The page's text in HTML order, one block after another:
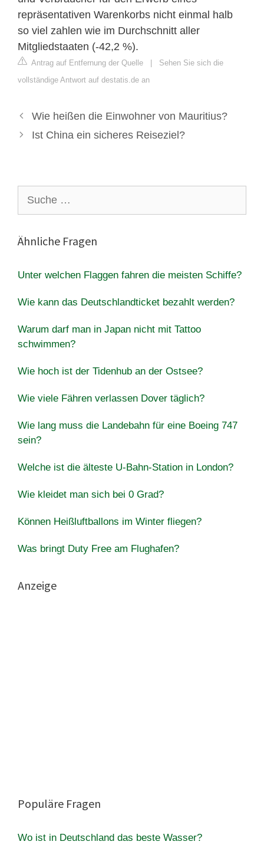
repräsentativen Warenkorbs nicht einmal halb
so viel zahlen wie im Durchschnitt aller
Mitgliedstaaten (-42,2 %).
Antrag auf Entfernung der Quelle | Sehen Sie sich die
vollständige Antwort auf destatis.de an
Wie heißen die Einwohner von Mauritius?
Ist China ein sicheres Reiseziel?
nach:
Ähnliche Fragen
Unter welchen Flaggen fahren die meisten Schiffe?
Wie kann das Deutschlandticket bezahlt werden?
Warum darf man in Japan nicht mit Tattoo
schwimmen?
Wie hoch ist der Tidenhub an der Ostsee?
Wie viele Fähren verlassen Dover täglich?
Wie lang muss die Landebahn für eine Boeing 747
sein?
Welche ist die älteste U-Bahn-Station in London?
Wie kleidet man sich bei 0 Grad?
Können Heißluftballons im Winter fliegen?
Was bringt Duty Free am Flughafen?
Anzeige
Populäre Fragen
Wo ist in Deutschland das beste Wasser?